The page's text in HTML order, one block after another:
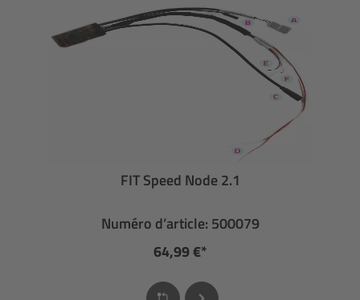
FIT Speed Node 2.1
Numéro d’article: 500079
64,99 €*